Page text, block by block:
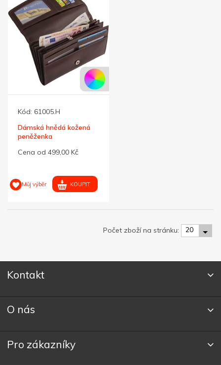
Kód: 61005.H
Dámská hnědá kožená
peněženka
Cena od 499,00 Kč
Můj výběr KOUPIT
Počet zboží na stránku: 20
Kontakt
O nás
Pro zákazníky